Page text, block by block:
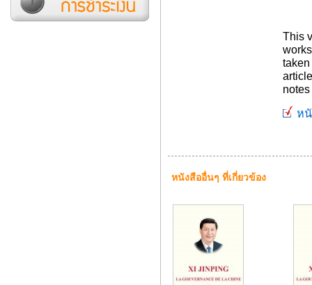
This
ห
หนังสืออื่นๆ ที่เกี่ยวข้อง